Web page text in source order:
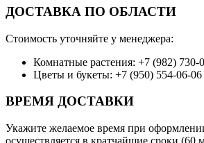
ДОСТАВКА ПО ОБЛАСТИ
Стоимость уточняйте у менеджера:
Комнатные растения: +7 (982) 730-
Цветы и букеты: +7 (950) 554-06-06
ВРЕМЯ ДОСТАВКИ
Укажите желаемое время при
осуществляется в кратчайшие сроки (60